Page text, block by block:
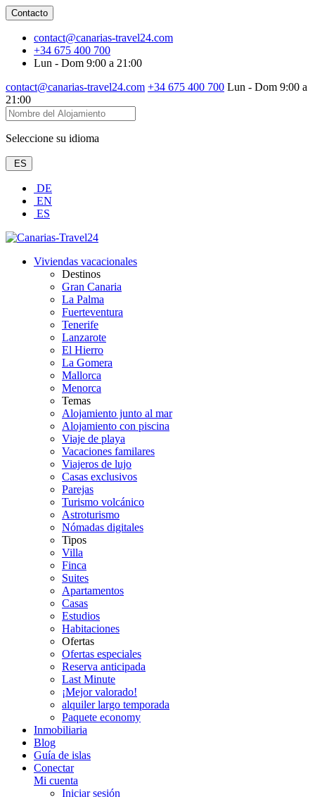
Contacto
contact@canarias-travel24.com
+34 675 400 700
Lun - Dom 9:00 a 21:00
contact@canarias-travel24.com +34 675 400 700 Lun - Dom 9:00 a
21:00
Seleccione su idioma
ES
DE
EN
ES
Viviendas vacacionales
Destinos
Gran Canaria
La Palma
Fuerteventura
Tenerife
Lanzarote
El Hierro
La Gomera
Mallorca
Menorca
Temas
Alojamiento junto al mar
Alojamiento con piscina
Viaje de playa
Vacaciones familares
Viajeros de lujo
Casas exclusivos
Parejas
Turismo volcánico
Astroturismo
Nómadas digitales
Tipos
Villa
Finca
Suites
Apartamentos
Casas
Estudios
Habitaciones
Ofertas
Ofertas especiales
Reserva anticipada
Last Minute
¡Mejor valorado!
alquiler largo temporada
Paquete economy
Inmobiliaria
Blog
Guía de islas
Conectar
Mi cuenta
Iniciar sesión